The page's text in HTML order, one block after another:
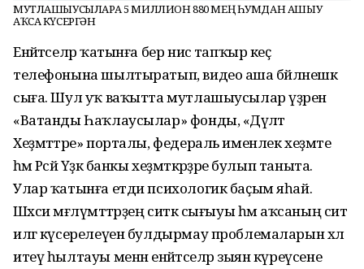
МУТЛАШЫУСЫЛАРҒА 5 МИЛЛИОН 880 МЕҢ ҺУМДАН АШЫУ
АҠСА КҮСЕРГӘН
Енәйәтселәр ҡатынға бер нисә тапҡыр кеҫә
телефонына шылтыратып, видео аша бәйләнешкә
сыға. Шул уҡ ваҡытта мутлашыусылар үҙәрен
«Ватанды Һаҡлаусылар» фонды, «Дәүләт
Хеҙмәттәре» порталы, федераль именлек хеҙмәте
һәм Рәсәй Үҙәк банкы хеҙмәткәрҙәре булып таныта.
Улар ҡатынға етди психологик баҫым яһай.
Шәхси мәғлүмәттәрҙең ситкә сығыуы һәм аҡсаның сит
илгә күсерелеүен булдырмау проблемаларын хәл
итеү һылтауы менән енәйәтселәр зыян күреүсене